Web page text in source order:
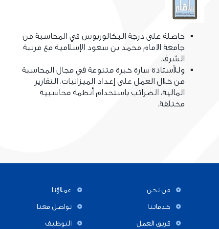
حاصلة على درجة البكالوريوس في المحاسبة من
جامعة الامام محمد بن سعود الإسلامية مع مرتبة
الشرف.
وللأستاذة سارة خبرة متنوعة في مجال المحاسبة
من خلال العمل على إعداد الميزانيات، التقارير
المالية، الضرائب باستخدام أنظمة محاسبية
مختلفة.
من نحن
خدماتنا
فريق العمل
عملاؤنا
تواصل معنا
التوظيف